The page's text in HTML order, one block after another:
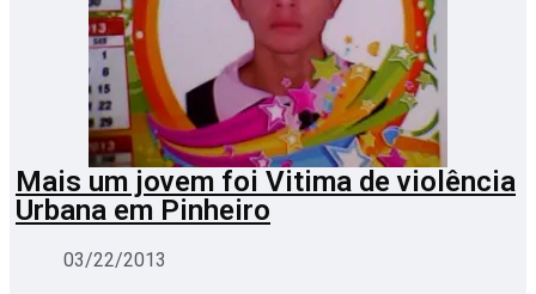
Mais um jovem foi Vitima de violência
Urbana em Pinheiro
03/22/2013